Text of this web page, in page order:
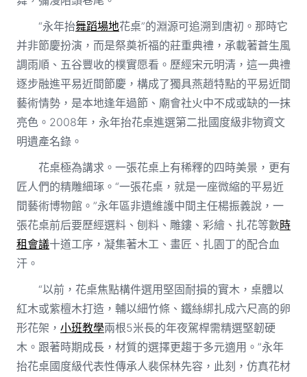
“永年抬舞蹈場地花桌”的淵源可追溯到唐初。那時它
并非節慶扮演，而是祭奠祈福的莊重典禮，承載著蒼生風
調雨順、五谷豐收的樸實愿看。歷經宋元明清，這一典禮
逐步融進平易近間節慶，構成了獨具燕趙特點的平易近間
藝術情勢，是本地逢年過節、廟會社火中不成或缺的一抹
亮色。2008年，永年抬花桌進選第二批國度級非物資文
明遺產名錄。
花桌極為講求。一張花桌上有稀釋的四時美景，更有
匠人們的精雕細琢。“一張花桌，就是一座微縮的平易近
間藝術博物館。”永年區非遺維護中間主任楊振義說，一
張花桌前后要歷經選料、刨料、雕鏤、彩繪、扎花等數時
租會議十道工序，凝集著木工、畫匠、扎園丁的配合血
汗。
“以前，花桌焦點構件選用堅固耐損的實木，桌體以
紅木或紫檀木打造，輔以細竹條、鐵絲綁扎成六尺高的卵
形花架， 小班教學兩根5米長的年夜駕桿需精選堅韌硬
木。跟著時期成長，材質的選擇更趨于多元適用。”永年
抬花桌國度級代表性傳承人裴保林先容，此刻，仿真花材